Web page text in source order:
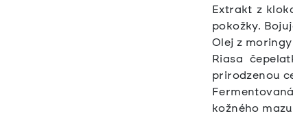
Extrakt z
pokožky.
Olej z
Riasa
prirodzenou
kožného